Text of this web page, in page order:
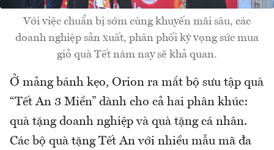
Với việc chuẩn bị sớm cùng khuyến mãi sâu, các
doanh nghiệp sản xuất, phân phối kỳ vọng sức mua
giỏ quà Tết năm nay sẽ khả quan.
Ở mảng bánh kẹo, Orion ra mắt bộ sưu tập quà
“Tết An 3 Miền” dành cho cả hai phân khúc:
quà tặng doanh nghiệp và quà tặng cá nhân.
Các bộ quà tặng Tết An với nhiều mẫu mã đa